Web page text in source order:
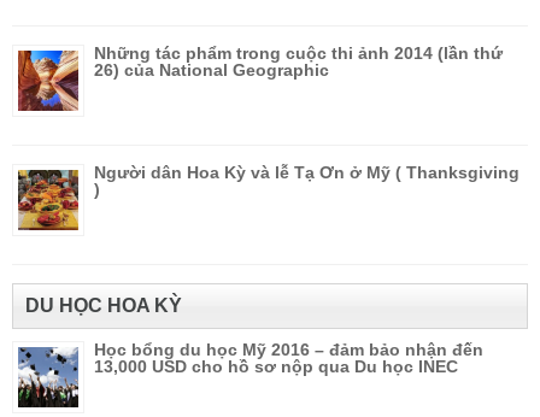
Những tác phẩm trong cuộc thi ảnh 2014 (lần thứ
26) của National Geographic
Người dân Hoa Kỳ và lễ Tạ Ơn ở Mỹ ( Thanksgiving
)
DU HỌC HOA KỲ
Học bổng du học Mỹ 2016 – đảm bảo nhận đến
13,000 USD cho hồ sơ nộp qua Du học INEC